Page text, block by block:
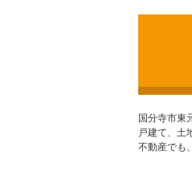
国分寺市東
戸建て、土
不動産でも